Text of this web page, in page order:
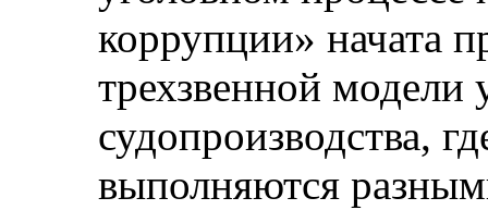
коррупции» начата
трехзвенной модели
судопроизводства,
выполняются